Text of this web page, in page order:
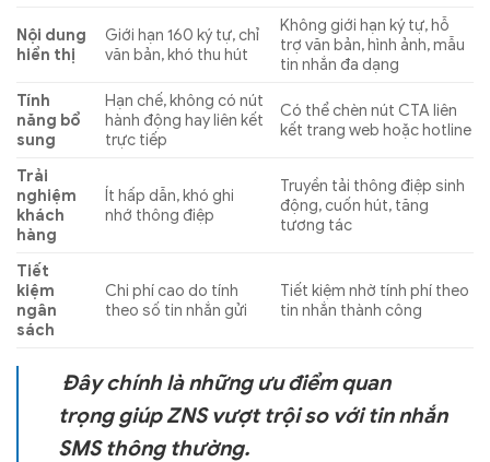
Nội dung
hiển thị
Giới hạn 160 ký tự, chỉ
văn bản, khó thu hút
Không giới hạn ký tự, hỗ
trợ văn bản, hình ảnh, mẫu
tin nhắn đa dạng
Tính
năng bổ
sung
Hạn chế, không có nút
hành động hay liên kết
trực tiếp
Có thể chèn nút CTA liên
kết trang web hoặc hotline
Trải
nghiệm
khách
hàng
Ít hấp dẫn, khó ghi
nhớ thông điệp
Truyền tải thông điệp sinh
động, cuốn hút, tăng
tương tác
Tiết
kiệm
ngân
sách
Chi phí cao do tính
theo số tin nhắn gửi
Tiết kiệm nhờ tính phí theo
tin nhắn thành công
Đây chính là những ưu điểm quan
trọng giúp ZNS vượt trội so với tin nhắn
SMS thông thường.